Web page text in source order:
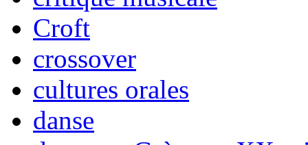
Croft
crossover
cultures orales
danse